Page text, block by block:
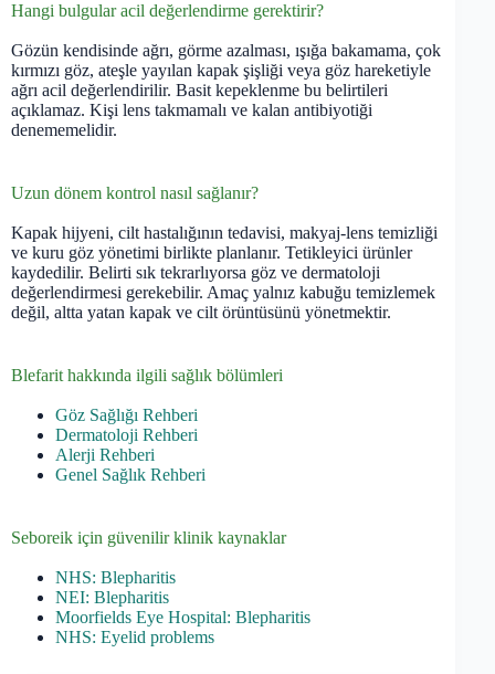
Hangi bulgular acil değerlendirme gerektirir?
Gözün kendisinde ağrı, görme azalması, ışığa bakamama, çok
kırmızı göz, ateşle yayılan kapak şişliği veya göz hareketiyle
ağrı acil değerlendirilir. Basit kepeklenme bu belirtileri
açıklamaz. Kişi lens takmamalı ve kalan antibiyotiği
denememelidir.
Uzun dönem kontrol nasıl sağlanır?
Kapak hijyeni, cilt hastalığının tedavisi, makyaj-lens temizliği
ve kuru göz yönetimi birlikte planlanır. Tetikleyici ürünler
kaydedilir. Belirti sık tekrarlıyorsa göz ve dermatoloji
değerlendirmesi gerekebilir. Amaç yalnız kabuğu temizlemek
değil, altta yatan kapak ve cilt örüntüsünü yönetmektir.
Blefarit hakkında ilgili sağlık bölümleri
Göz Sağlığı Rehberi
Dermatoloji Rehberi
Alerji Rehberi
Genel Sağlık Rehberi
Seboreik için güvenilir klinik kaynaklar
NHS: Blepharitis
NEI: Blepharitis
Moorfields Eye Hospital: Blepharitis
NHS: Eyelid problems